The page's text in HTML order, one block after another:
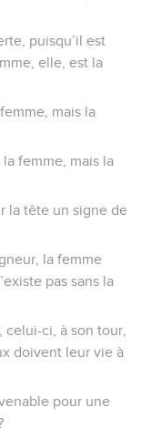
puisqu’il est
elle, est la
mais la
la femme, mais la
la tête un signe de
la femme
pas sans la
celui-ci, à son tour,
doivent leur vie à
pour une